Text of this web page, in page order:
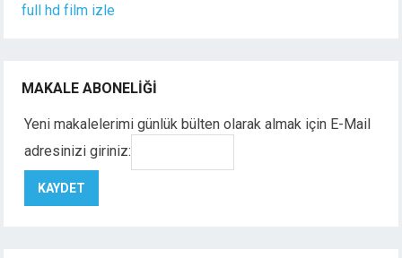
full hd film izle
MAKALE ABONELIĞI
Yeni makalelerimi günlük bülten olarak almak için E-Mail
adresinizi giriniz: